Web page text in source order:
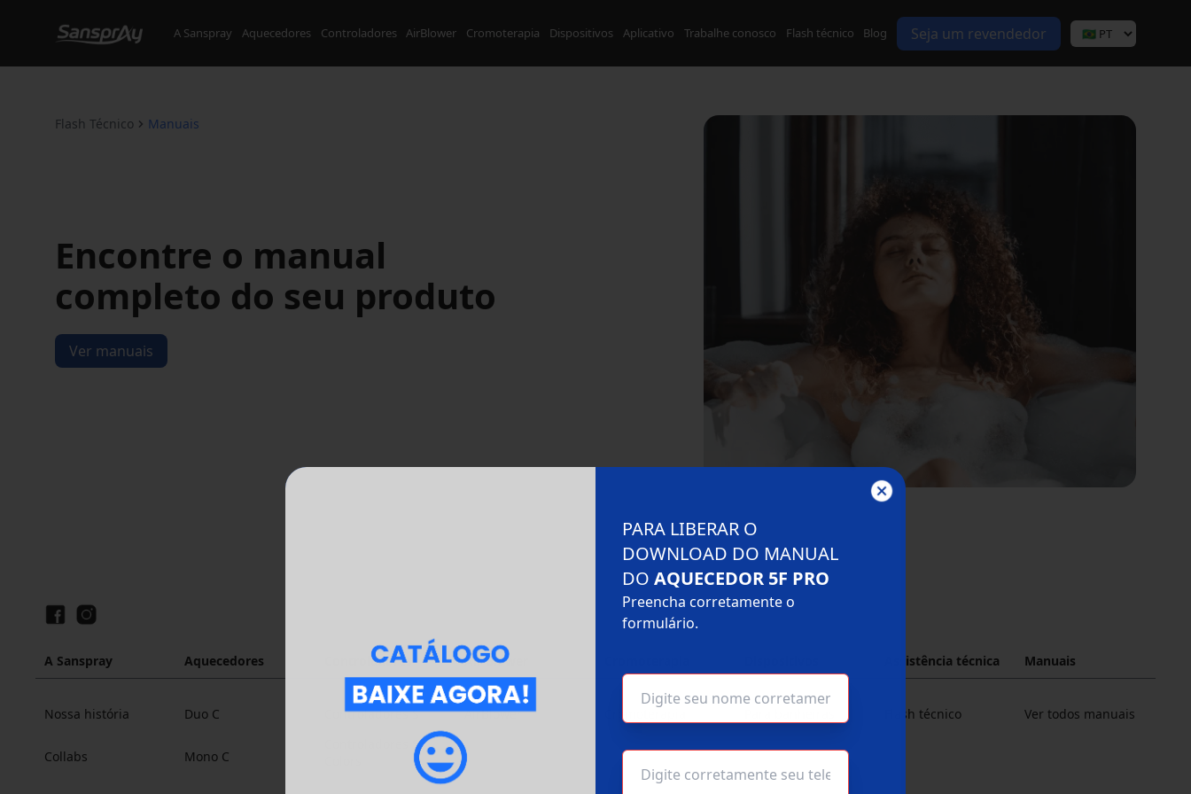
A Sanspray Aquecedores Controladores AirBlower Cromoterapia Dispositivos Aplicativo Trabalhe conosco Flash técnico Blog Seja um revendedor
Flash Técnico Manuais
Encontre o manual
completo do seu produto
Ver manuais
PARA LIBERAR O
DOWNLOAD DO MANUAL
DO AQUECEDOR 5F PRO
Preencha corretamente o
formulário.
A Sanspray
Nossa história
Collabs
Aquecedores
Duo C
Mono C
Controladores
Controladores S
Controladores S
Air Blower
AirBlower
Assistência técnica
Flash técnico
Manuais
Ver todos manuais